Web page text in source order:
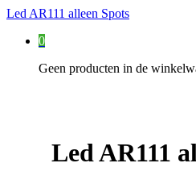
Led AR111 alleen Spots
0
Geen producten in de
Led AR111